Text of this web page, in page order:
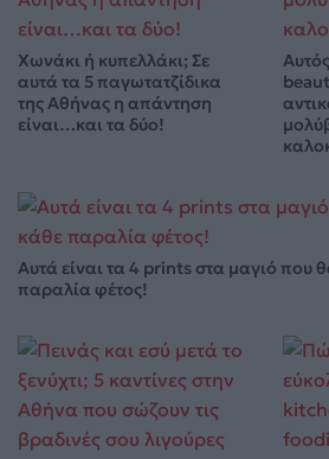
Χωνάκι ή κυπελλάκι; Σε
αυτά τα 5 παγωτατζίδικα
της Αθήνας η απάντηση
είναι…και τα δύο!
Αυτά είναι τα 4 prints στα μαγιό που
παραλία φέτος!